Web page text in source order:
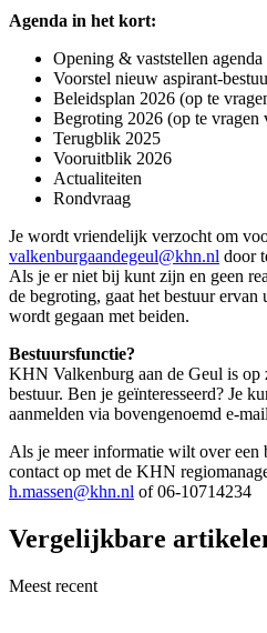
Agenda in het kort:
Opening & vaststellen agenda
Voorstel nieuw aspirant-
Beleidsplan 2026 (op te
Begroting 2026 (op te vragen
Terugblik 2025
Vooruitblik 2026
Actualiteiten
Rondvraag
Je wordt vriendelijk verzocht om
valkenburgaandegeul@khn.nl door
Als je er niet bij kunt zijn en geen
de begroting, gaat het bestuur
wordt gegaan met beiden.
Bestuursfunctie?
KHN Valkenburg aan de Geul is op
bestuur. Ben je geïnteresseerd? Je
aanmelden via bovengenoemd e-
Als je meer informatie wilt over een
contact op met de KHN
h.massen@khn.nl of 06-10714234
Vergelijkbare
Meest recent